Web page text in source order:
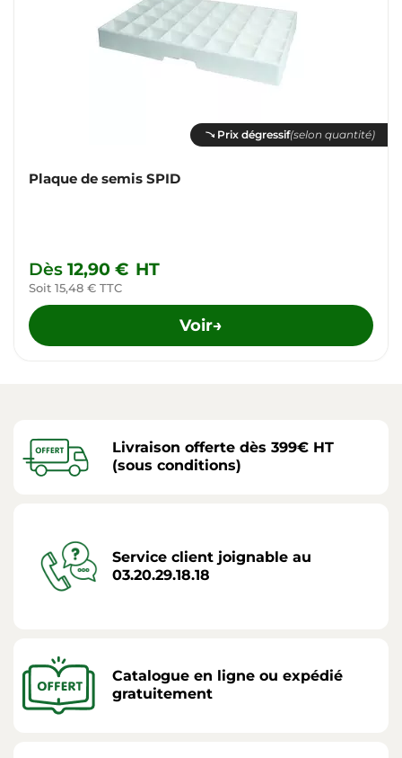
Prix dégressif(selon quantité)
Plaque de semis SPID
Dès 12,90 € HT
Soit 15,48 € TTC
Voir→
Livraison offerte dès 399€ HT
(sous conditions)
Service client joignable au
03.20.29.18.18
Catalogue en ligne ou expédié
gratuitement